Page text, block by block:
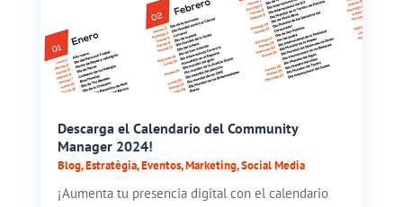
Descarga el Calendario del Community
Manager 2024!
Blog,Estratègia,Eventos,Marketing,Social Media
¡Aumenta tu presencia digital con el calendario